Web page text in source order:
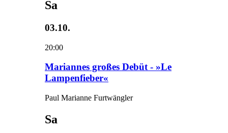
Sa
03.10.
20:00
Mariannes großes Debüt - »Le
Lampenfieber«
Paul Marianne Furtwängler
Sa